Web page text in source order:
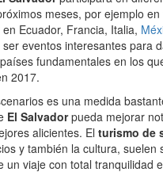
meses, por ejemplo
Ecuador, Francia, Italia,
eventos interesantes para
fundamentales en los
2017.
es una medida
El Salvadorpueda mejorar
alicientes. El turismo de
y también la cultura, suelen
un viaje con total tranquilidad